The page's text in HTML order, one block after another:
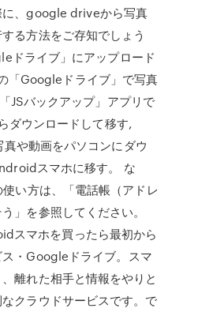
に、google driveから写真
る方法をご存知でしょう
ドライブ」にアップロード
「Googleドライブ」で写真
JSバックアップ」アプリで
ウンロードして移す,
や動画をパソコンにダウ
スマホに移す。 な
い方は、「電話帳（アドレ
」を参照してください。
スマホを買ったら最初から
・Googleドライブ。スマ
離れた相手と情報をやりと
クラウドサービスです。で